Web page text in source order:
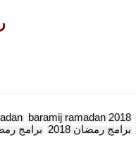
baramij ramadan 2018
برامج رمضان 2018 برامج